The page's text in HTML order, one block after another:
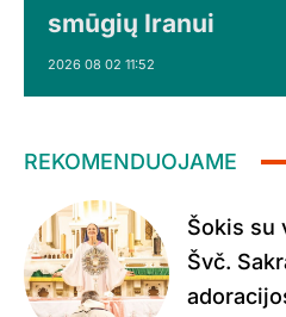
smūgių Iranui
2026 08 02 11:52
REKOMENDUOJAME
Šokis su
Švč.